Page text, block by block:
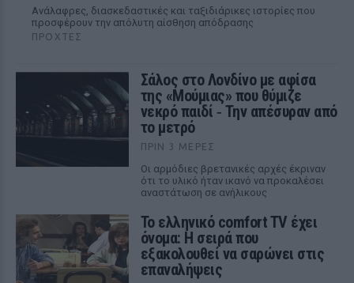
Aνάλαφρες, διασκεδαστικές και ταξιδιάρικες ιστορίες που
προσφέρουν την απόλυτη αίσθηση απόδρασης
ΠΡΟΧΤΈΣ
Σάλος στο Λονδίνο με αφίσα
της «Μούμιας» που θύμιζε
νεκρό παιδί ‑ Την απέσυραν από
το μετρό
ΠΡΙΝ 3 ΜΈΡΕΣ
Οι αρμόδιες βρετανικές αρχές έκριναν
ότι το υλικό ήταν ικανό να προκαλέσει
αναστάτωση σε ανήλικους
Το ελληνικό comfort TV έχει
όνομα: Η σειρά που
εξακολουθεί να σαρώνει στις
επαναλήψεις